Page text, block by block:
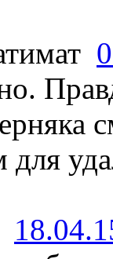
для